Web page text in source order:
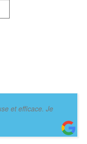
et efficace. Je